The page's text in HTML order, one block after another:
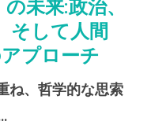
未来:政治、
そして人間
プローチ
ね、哲学的な思索